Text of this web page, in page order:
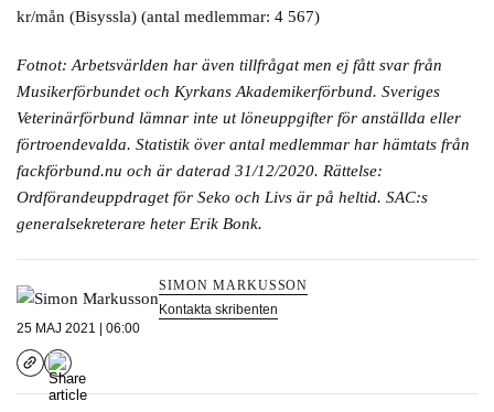
kr/mån (Bisyssla) (antal medlemmar: 4 567)
Fotnot: Arbetsvärlden har även tillfrågat men ej fått svar från
Musikerförbundet och Kyrkans Akademikerförbund. Sveriges
Veterinärförbund lämnar inte ut löneuppgifter för anställda eller
förtroendevalda. Statistik över antal medlemmar har hämtats från
fackförbund.nu och är daterad 31/12/2020. Rättelse:
Ordförandeuppdraget för Seko och Livs är på heltid. SAC:s
generalsekreterare heter Erik Bonk.
SIMON MARKUSSON
Kontakta skribenten
25 MAJ 2021 | 06:00